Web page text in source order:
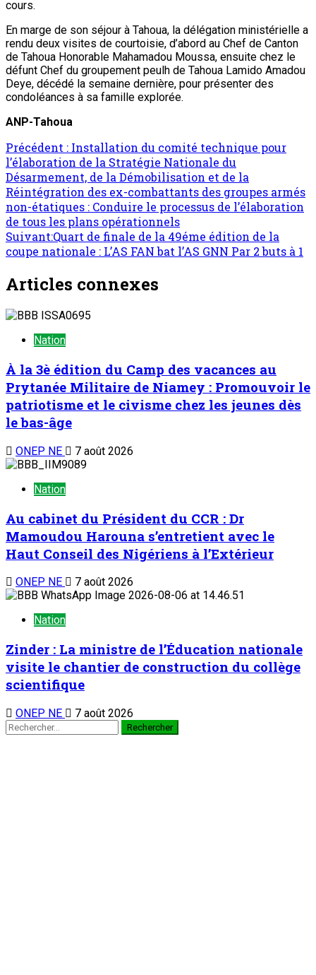
cours.
En marge de son séjour à Tahoua, la délégation ministérielle a
rendu deux visites de courtoisie, d’abord au Chef de Canton
de Tahoua Honorable Mahamadou Moussa, ensuite chez le
défunt Chef du groupement peulh de Tahoua Lamido Amadou
Deye, décédé la semaine dernière, pour présenter des
condoléances à sa famille explorée.
ANP-Tahoua
Navigation
d’article
Précédent : Installation du comité technique pour
l’élaboration de la Stratégie Nationale du
Désarmement, de la Démobilisation et de la
Réintégration des ex-combattants des groupes armés
non-étatiques : Conduire le processus de l’élaboration
de tous les plans opérationnels
Suivant:Quart de finale de la 49éme édition de la
coupe nationale : L’AS FAN bat l’AS GNN Par 2 buts à 1
Articles connexes
Nation
À la 3è édition du Camp des vacances au
Prytanée Militaire de Niamey : Promouvoir le
patriotisme et le civisme chez les jeunes dès
le bas-âge
ONEP NE 7 août 2026
Nation
Au cabinet du Président du CCR : Dr
Mamoudou Harouna s’entretient avec le
Haut Conseil des Nigériens à l’Extérieur
ONEP NE 7 août 2026
Nation
Zinder : La ministre de l’Éducation nationale
visite le chantier de construction du collège
scientifique
ONEP NE
7 août 2026
Rechercher :